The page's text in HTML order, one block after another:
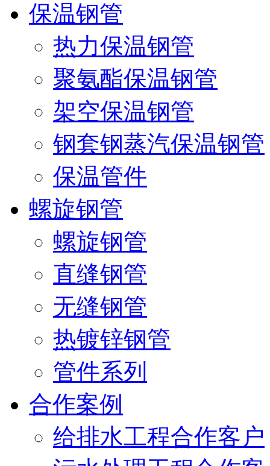
保温钢管
热力保温钢管
聚氨酯保温钢管
架空保温钢管
钢套钢蒸汽保温钢管
保温管件
螺旋钢管
螺旋钢管
直缝钢管
无缝钢管
热镀锌钢管
管件系列
合作案例
给排水工程合作客户